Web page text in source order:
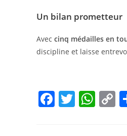
Un bilan prometteur
Avec cinq médailles en
discipline et laisse
F T W C